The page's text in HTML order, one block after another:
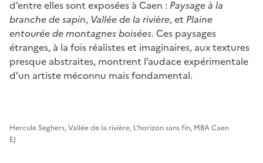
d’entre elles sont exposées à Caen : Paysage à la
branche de sapin, Vallée de la rivière, et Plaine
entourée de montagnes boisées. Ces paysages
étranges, à la fois réalistes et imaginaires, aux textures
presque abstraites, montrent l’audace expérimentale
d’un artiste méconnu mais fondamental.
Hercule Seghers, Vallée de la rivière, L'horizon sans fin, MBA Caen
EJ